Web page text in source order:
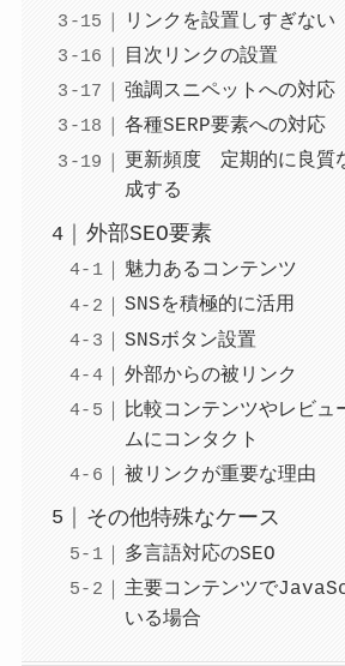
リンクを設置しすぎない
目次リンクの設置
強調スニペットへの対応
各種SERP要素への対応
更新頻度 定期的に良質
成する
外部SEO要素
魅力あるコンテンツ
SNSを積極的に活用
SNSボタン設置
外部からの被リンク
比較コンテンツやレビュ
ムにコンタクト
被リンクが重要な理由
その他特殊なケース
多言語対応のSEO
主要コンテンツで
いる場合